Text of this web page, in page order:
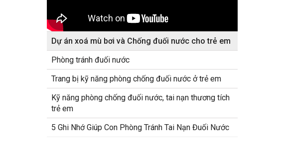
Dự án xoá mù bơi và Chống đuối nước cho trẻ em
Phòng tránh đuối nước
Trang bị kỹ năng phòng chống đuối nước ở trẻ em
Kỹ năng phòng chống đuối nước, tai nạn thương tích
trẻ em
5 Ghi Nhớ Giúp Con Phòng Tránh Tai Nạn Đuối Nước